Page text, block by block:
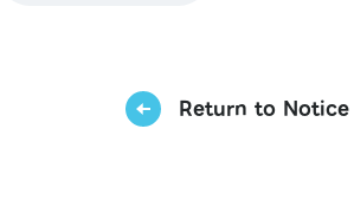
Return to Notice